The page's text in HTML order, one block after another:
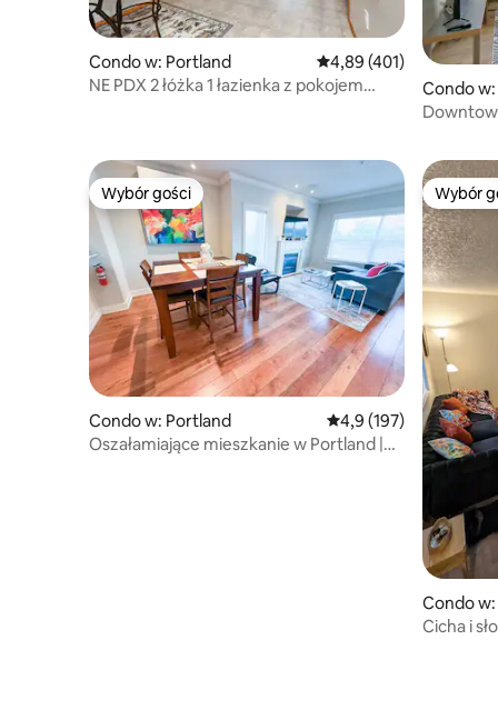
Condo w: Portland Średnia ocena: 4,89 na
4,89 (401)
NE PDX 2 łóżka 1 łazienka z pokojem
Condo
Wybór gości
Wybór gości
Condo w: Portland Średnia ocena: 4,9 na
4,9 (197)
Oszałamiające mieszkanie w Portland |
Wybór
Wybór
Condo
Cicha i